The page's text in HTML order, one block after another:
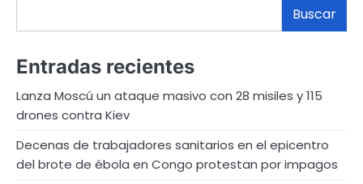
Buscar
Entradas recientes
Lanza Moscú un ataque masivo con 28 misiles y 115
drones contra Kiev
Decenas de trabajadores sanitarios en el epicentro
del brote de ébola en Congo protestan por impagos